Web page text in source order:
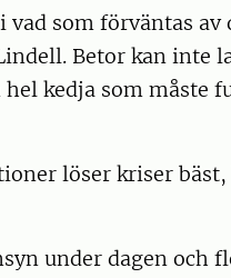
som förväntas av
Betor kan inte
kedja som måste
löser kriser
under dagen och